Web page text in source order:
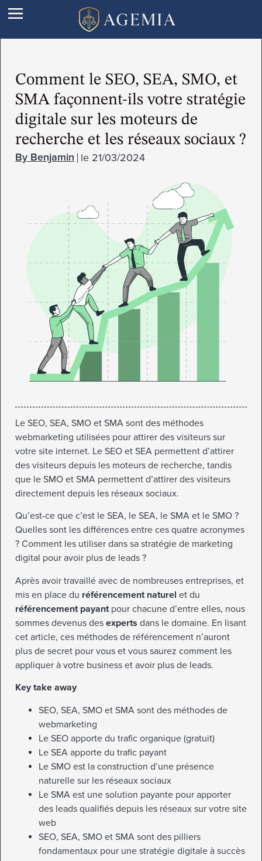
Comment le SEO, SEA, SMO, et
SMA façonnent-ils votre stratégie
digitale sur les moteurs de
recherche et les réseaux sociaux ?
Benjamin le 21/03/2024
Le SEO, SEA, SMO et SMA sont des méthodes
webmarketing utilisées pour attirer des visiteurs sur
votre site internet. Le SEO et SEA permettent d’attirer
des visiteurs depuis les moteurs de recherche, tandis
que le SMO et SMA permettent d’attirer des visiteurs
directement depuis les réseaux sociaux.
Qu’est-ce que c’est le SEA, le SEA, le SMA et le SMO ?
Quelles sont les différences entre ces quatre acronymes
? Comment les utiliser dans sa stratégie de marketing
digital pour avoir plus de leads ?
Après avoir travaillé avec de nombreuses entreprises, et
mis en place du référencement naturel et du
référencement payantpour chacune d’entre elles, nous
sommes devenus des experts dans le domaine. En lisant
cet article, ces méthodes de référencement n’auront
plus de secret pour vous et vous saurez comment les
appliquer à votre business et avoir plus de leads.
Key take away
SEO, SEA, SMO et SMA sont des méthodes de
webmarketing
Le SEO apporte du trafic organique (gratuit)
Le SEA apporte du trafic payant
Le SMO est la construction d’une présence
naturelle sur les réseaux sociaux
Le SMA est une solution payante pour apporter
des leads qualifiés depuis les réseaux sur votre site
web
SEO, SEA, SMO et SMA sont des pilliers
fondamentaux pour une stratégie digitale à succès